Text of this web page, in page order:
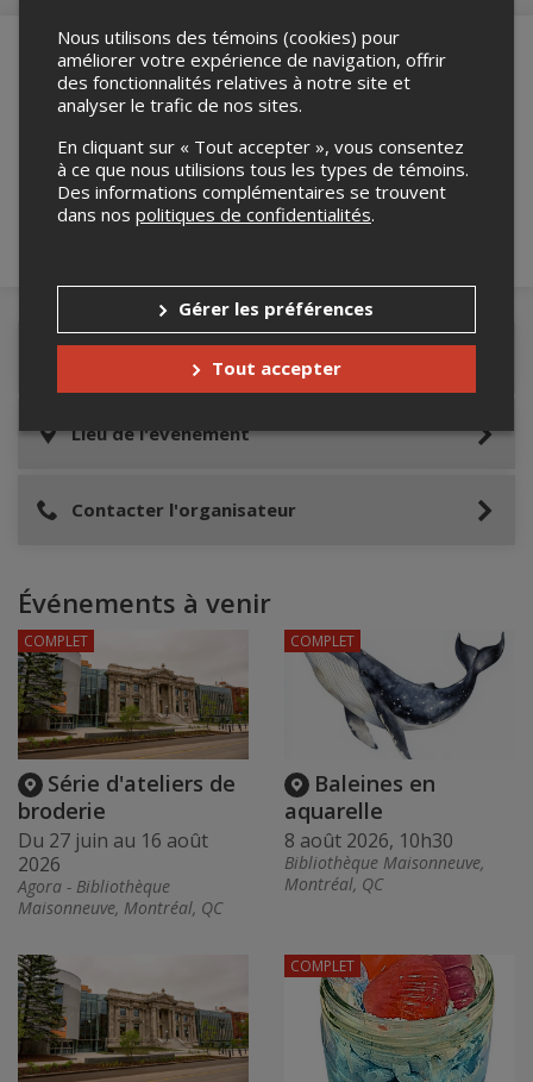
Merci de confirmer que vous n'êtes pas un
Détails de l'événement
Lieu de l'événement
Contacter l'organisateur
Événements à venir
Série d'ateliers de
broderie
Du 27 juin au 16 août
2026
Agora - Bibliothèque
Maisonneuve, Montréal, QC
COMPLET
Baleines en
aquarelle
8 août 2026, 10h30
Bibliothèque Maisonneuve,
Montréal, QC
COMPLET
COMPLET
Nous utilisons des témoins (cookies) pour
améliorer votre expérience de navigation, offrir
des fonctionnalités relatives à notre site et
analyser le trafic de nos sites.
En cliquant sur « Tout accepter », vous consentez
à ce que nous utilisions tous les types de témoins.
Des informations complémentaires se trouvent
dans nos politiques de confidentialités.
Gérer les préférences
Tout accepter